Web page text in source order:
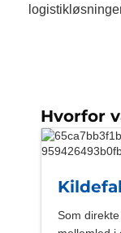
Hvorfor
Som